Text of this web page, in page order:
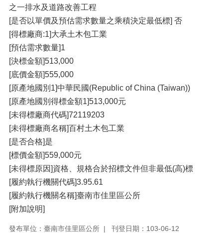
之一排水及道路改善工程
[是否以單價及預估需求數量之乘積決定最低標] 否
[得標廠商:1]大承土木包工業
[預估需求數量]1
[決標金額]513,000
[底價金額]555,000
[原產地國別1]中華民國(Republic of China (Taiwan))
[原產地國別得標金額1]513,000元
[未得標廠商代碼]72119203
[未得標廠商名稱]百村土木包工業
[是否合格]是
[標價金額]559,000元
[未得標原因]資格、規格合於招標文件但非最低(高)標
[履約執行機關代碼]3.95.61
[履約執行機關名稱]臺南市佳里區公所
[附加說明]
發布單位：臺南市佳里區公所
刊登日期：103-06-12